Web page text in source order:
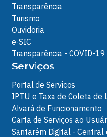
Transparência
Turismo
Ouvidoria
e-SIC
Transparência - COVID-19
Serviços
Portal de Serviços
IPTU e Taxa de Coleta de
Alvará de Funcionamento
Carta de Serviços ao
Santarém Digital - Central